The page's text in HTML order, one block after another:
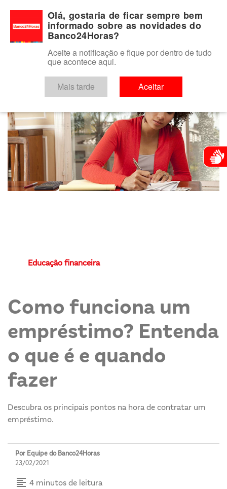
Educação financeira
Como funciona um
empréstimo? Entenda
o que é e quando
fazer
Descubra os principais pontos na hora de contratar um
empréstimo.
Por Equipe do Banco24Horas
23/02/2021
format_align_left 4 minutos de leitura
Olá, gostaria de ficar sempre bem
informado sobre as novidades do
Banco24Horas?
Aceite a notificação e fique por dentro de tudo
que acontece aqui.
Mais tarde Aceitar